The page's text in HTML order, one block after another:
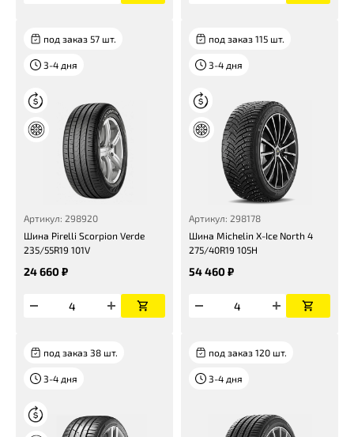
под заказ 57 шт.
3-4 дня
Артикул: 298920
Шина Pirelli Scorpion Verde
235/55R19 101V
24 660 ₽
под заказ 115 шт.
3-4 дня
Артикул: 298178
Шина Michelin X-Ice North 4
275/40R19 105H
54 460 ₽
под заказ 38 шт.
3-4 дня
под заказ 120 шт.
3-4 дня